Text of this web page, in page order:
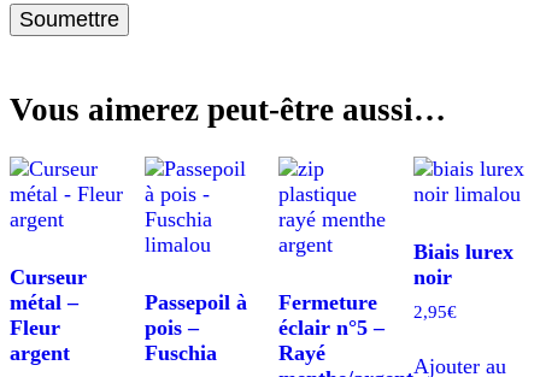
Vous aimerez peut-être aussi…
Curseur
métal –
Fleur
argent
Passepoil à
pois –
Fuschia
Fermeture
éclair n°5 –
Rayé
Biais lurex
noir
2,95€
Ajouter au